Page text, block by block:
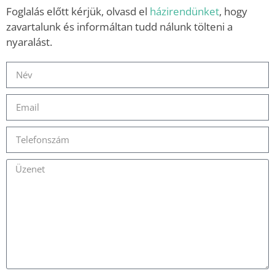
Foglalás előtt kérjük, olvasd el házirendünket, hogy
zavartalunk és informáltan tudd nálunk tölteni a
nyaralást.